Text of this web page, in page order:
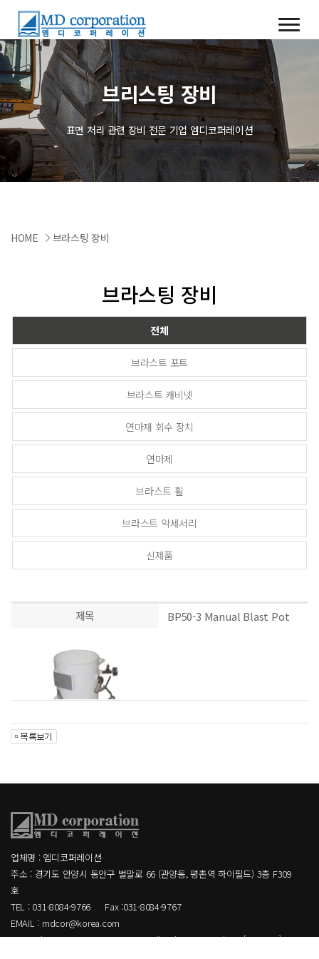
브리스팅 장비
표면 처리 관련 장비 전문 기업 엠디코퍼레이션
HOME 브라스팅 장비
브라스팅 장비
전체
브라스트 포트
브라스트 캐비넷
연마재 회수 장치
연마제
브라스트 휠
브라스트 악세서리
신제품
제목 BP50-3 Manual Blast Pot
업체명 : 엠디코퍼레이션
주소 : 경기도 안양시 동안구 벌말로 66 (관양동, 평촌역 하이필드) 3층 F309
호
TEL : 031-8084-9766
Fax :031-8084-9767
EMAIL : mdcor@korea.com
Copyright MD corporation CO.,LTD. All Rights Reserved.
[ ADMIN ]